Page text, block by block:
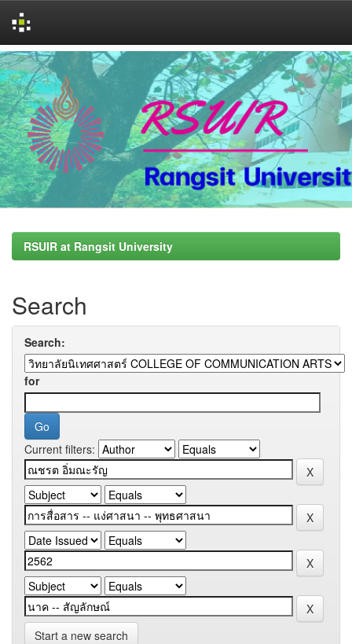
Skip
navigation
RSUIR at Rangsit University
Search
Search:
for
Current filters:
Start a new search